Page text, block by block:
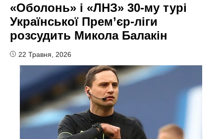
«Оболонь» і «ЛНЗ» 30-му турі
Української Прем’єр-ліги
розсудить Микола Балакін
22 Травня, 2026